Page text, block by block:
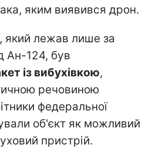
яким виявився дрон.
який лежав лише за
Ан-124, був
із вибухівкою,
речовиною
федеральної
об'єкт як можливий
пристрій.